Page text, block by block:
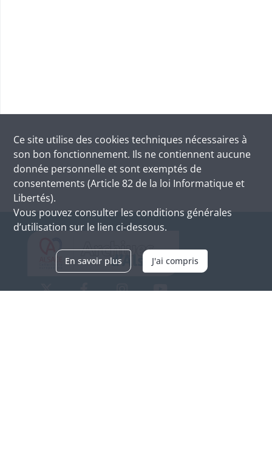
Ce site utilise des cookies techniques nécessaires à
son bon fonctionnement. Ils ne contiennent aucune
donnée personnelle et sont exemptés de
consentements (Article 82 de la loi Informatique et
Libertés).
Vous pouvez consulter les conditions générales
d’utilisation sur le lien ci-dessous.
En savoir plus J'ai compris